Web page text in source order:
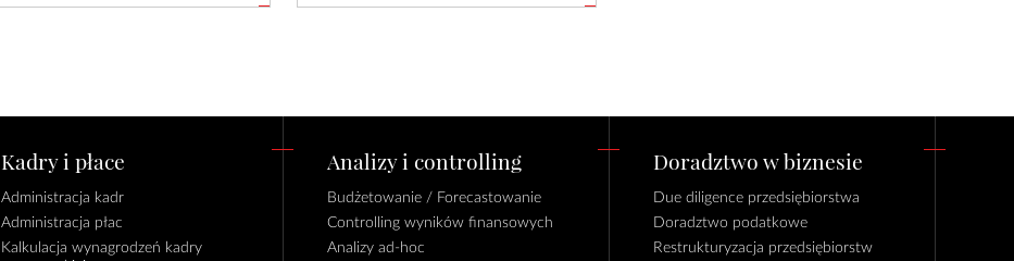
Kadry i płace
Administracja kadr
Administracja płac
Kalkulacja wynagrodzeń kadry
Analizy i controlling
Budżetowanie / Forecastowanie
Controlling wyników finansowych
Analizy ad-hoc
Doradztwo w biznesie
Due diligence przedsiębiorstwa
Doradztwo podatkowe
Restrukturyzacja przedsiębiorstw